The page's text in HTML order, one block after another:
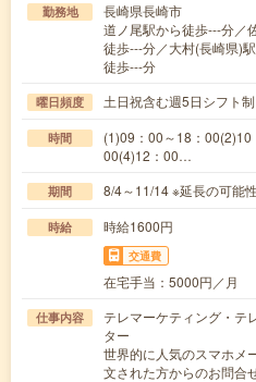
勤務地
長崎県長崎市
道ノ尾駅から徒歩---分／
徒歩---分／大村(長崎県)
徒歩---分
曜日頻度 土日祝含む週5日シフト制
時間
(1)09：00～18：00(2)10
00(4)12：00…
期間 8/4～11/14 ※延長の可能
時給 時給1600円
交通費
在宅手当：5000円／月
仕事内容
テレマーケティング・テ
ター
世界的に人気のスマホメ
文された方からのお問合